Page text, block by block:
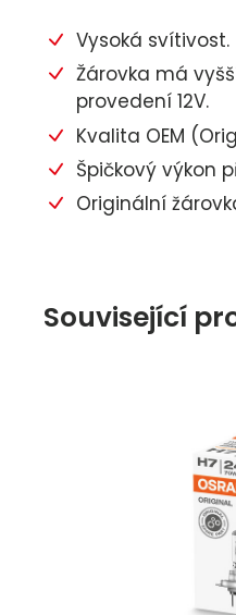
Vysoká svítivost.
Žárovka má
provedení 12V.
Kvalita OEM
Špičkový výkon
Originální
Související